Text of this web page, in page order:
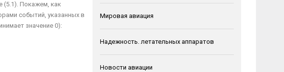
(5.1). Покажем, как
событий, указанных в
значение 0):
Мировая авиация
Надежность. летательных аппаратов
Новости авиации